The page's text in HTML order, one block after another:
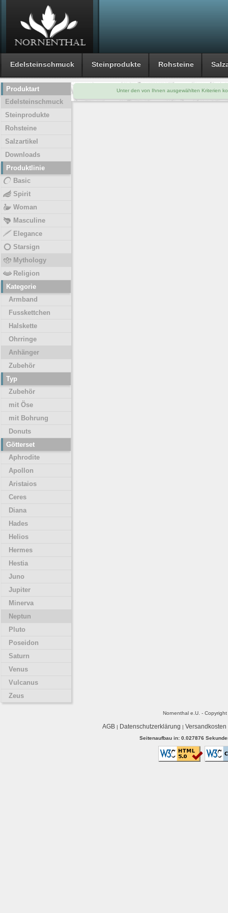
Edelsteinschmuck Steinprodukte Rohsteine
Unter den von Ihnen ausgewählten Kriterien
Produktart
Edelsteinschmuck
Steinprodukte
Rohsteine
Salzartikel
Downloads
Produktlinie
Basic
Spirit
Woman
Masculine
Elegance
Starsign
Mythology
Religion
Kategorie
Armband
Fusskettchen
Halskette
Ohrringe
Anhänger
Zubehör
Typ
Zubehör
mit Öse
mit Bohrung
Donuts
Götterset
Aphrodite
Apollon
Aristaios
Ceres
Diana
Hades
Helios
Hermes
Hestia
Juno
Jupiter
Minerva
Neptun
Pluto
Poseidon
Saturn
Venus
Vulcanus
Zeus
Nornenthal e.U. -
AGB| Datenschutzerklärung | Versandkosten
Seitenaufbau in: 0.027876